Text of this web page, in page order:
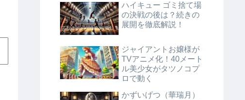
ハイキュー ゴミ捨て場
の決戦の後は？続きの
展開を徹底解説！
ジャイアントお嬢様が
TVアニメ化！40メート
ル美少女がタツノコプ
ロで動く
かずいげつ（華瑞月）